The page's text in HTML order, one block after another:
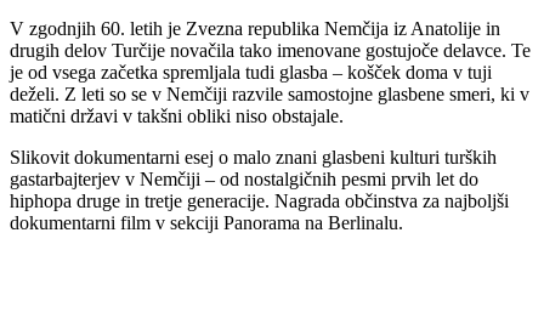
V zgodnjih 60. letih je Zvezna republika Nemčija iz Anatolije in
drugih delov Turčije novačila tako imenovane gostujoče delavce. Te
je od vsega začetka spremljala tudi glasba – košček doma v tuji
deželi. Z leti so se v Nemčiji razvile samostojne glasbene smeri, ki v
matični državi v takšni obliki niso obstajale.
Slikovit dokumentarni esej o malo znani glasbeni kulturi turških
gastarbajterjev v Nemčiji – od nostalgičnih pesmi prvih let do
hiphopa druge in tretje generacije. Nagrada občinstva za najboljši
dokumentarni film v sekciji Panorama na Berlinalu.